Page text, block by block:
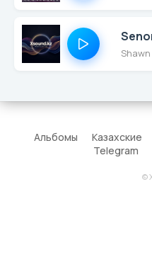
Альбомы Казахские
Telegram
©